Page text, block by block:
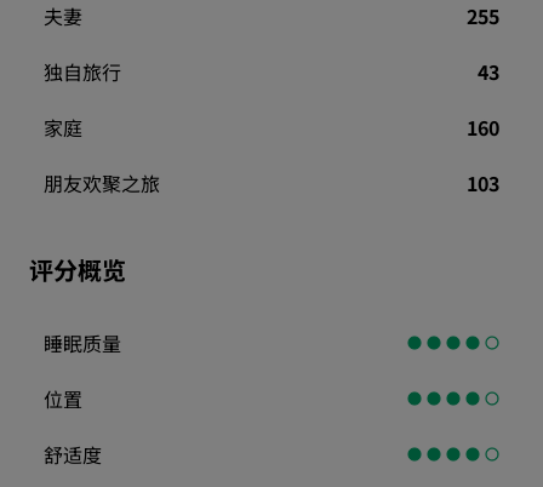
夫妻
255
独自旅行
43
家庭
160
朋友欢聚之旅
103
评分概览
睡眠质量
位置
舒适度